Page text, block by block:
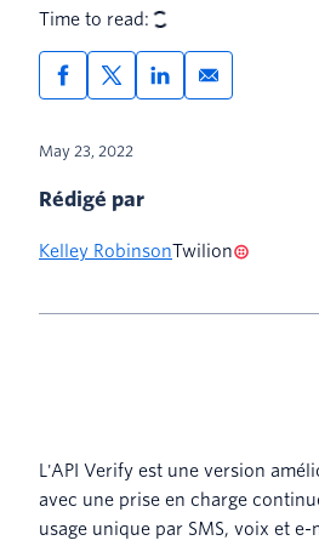
Time to read:
May 23, 2022
Rédigé par
Kelley RobinsonTwilion
L'API Verify est une version
avec une prise en charge
usage unique par SMS, voix et